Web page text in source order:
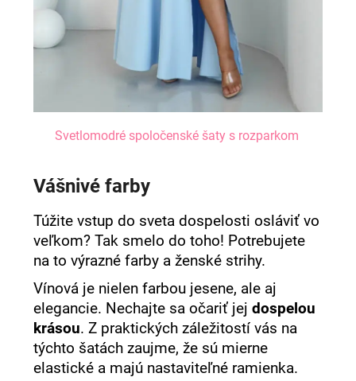
Svetlomodré spoločenské šaty s rozparkom
Vášnivé farby
Túžite vstup do sveta dospelosti osláviť vo
veľkom? Tak smelo do toho! Potrebujete
na to výrazné farby a ženské strihy.
Vínová je nielen farbou jesene, ale aj
elegancie. Nechajte sa očariť jej dospelou
krásou. Z praktických záležitostí vás na
týchto šatách zaujme, že sú mierne
elastické a majú nastaviteľné ramienka.